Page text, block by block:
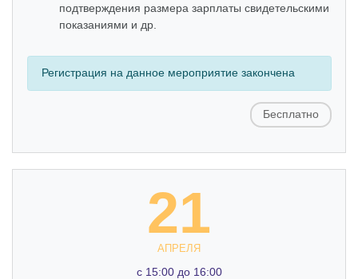
подтверждения размера зарплаты свидетельскими
показаниями и др.
Регистрация на данное мероприятие закончена
Бесплатно
21
АПРЕЛЯ
c 15:00 до 16:00